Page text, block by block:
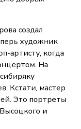
создал
художник
артисту, когда
На
Кстати, мастер
Это портреты
и